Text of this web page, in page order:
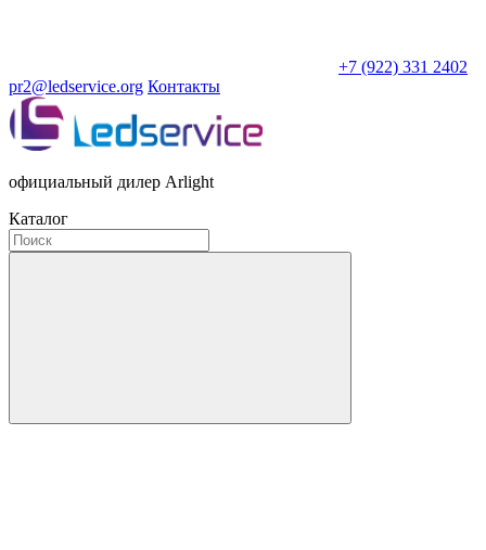
+7 (922) 331 2402
pr2@ledservice.org Контакты
официальный дилер Arlight
Каталог